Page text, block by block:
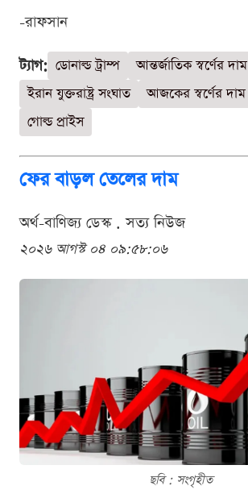
-রাফসান
ট্যাগ: ডোনাল্ড ট্রাম্প
আন্তর্জাতিক স্বর্ণের দাম
ইরান যুক্তরাষ্ট্র সংঘাত
আজকের স্বর্ণের দাম
গোল্ড প্রাইস
ফের বাড়ল তেলের দাম
অর্থ-বাণিজ্য ডেস্ক . সত্য নিউজ
২০২৬ আগস্ট ০৪ ০৯:৫৮:০৬
ছবি : সংগৃহীত